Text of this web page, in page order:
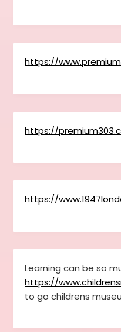
https://
https://
https://
Learning can be so
https://
to go childrens